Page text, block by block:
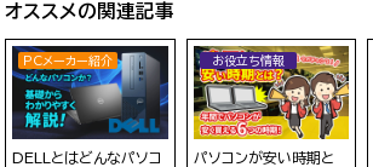
オススメの関連記事
PCメーカー紹介
DELLとはどんなパソコ
お役立ち情報
パソコンが安い時期と